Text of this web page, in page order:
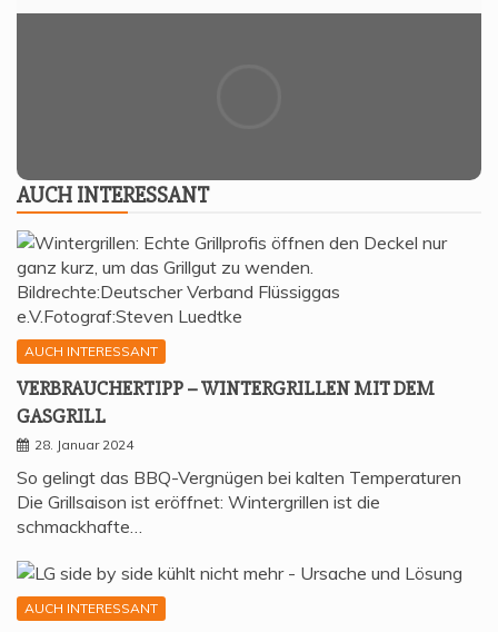
AUCH INTER­ES­SANT
AUCH INTERESSANT
VER­BRAU­CHER­TIPP – WIN­TER­GRIL­LEN MIT DEM
GASGRILL
28. Januar 2024
So gelingt das BBQ-Vergnügen bei kalten Temperaturen
Die Grillsaison ist eröffnet: Wintergrillen ist die
schmackhafte…
AUCH INTERESSANT